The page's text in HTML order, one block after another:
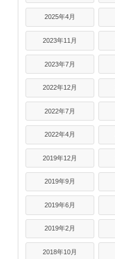
2025年4月
2023年11月
2023年7月
2022年12月
2022年7月
2022年4月
2019年12月
2019年9月
2019年6月
2019年2月
2018年10月